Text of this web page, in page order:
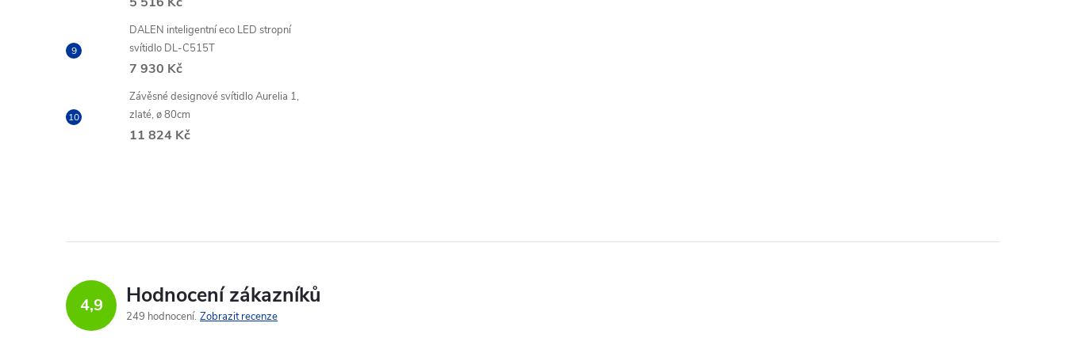
DALEN inteligentní eco LED stropní
svítidlo DL-C515T
7 930 Kč
Závěsné designové svítidlo Aurelia 1,
zlaté, ø 80cm
11 824 Kč
4,9 Hodnocení zákazníků
249 hodnocení Zobrazit recenze